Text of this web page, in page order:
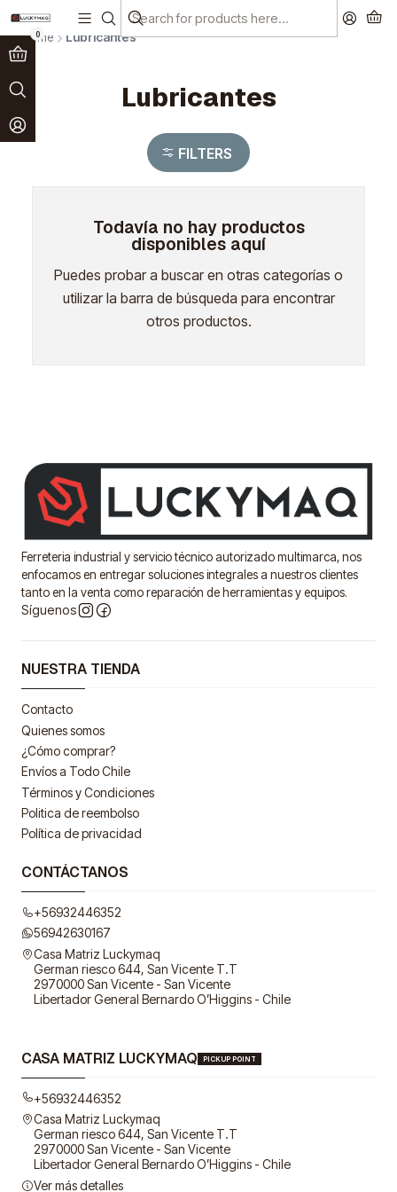
0
Paga en 3 cuotas sin interés!
Home Lubricantes
Lubricantes
FILTERS
Todavía no hay productos
disponibles aquí
Puedes probar a buscar en otras categorías o
utilizar la barra de búsqueda para encontrar
otros productos.
Ferreteria industrial y servicio técnico autorizado multimarca, nos
enfocamos en entregar soluciones integrales a nuestros clientes
tanto en la venta como reparación de herramientas y equipos.
Síguenos
NUESTRA TIENDA
Contacto
Quienes somos
¿Cómo comprar?
Envíos a Todo Chile
Términos y Condiciones
Politica de reembolso
Política de privacidad
CONTÁCTANOS
+56932446352
56942630167
Casa Matriz Luckymaq
German riesco 644, San Vicente T.T
2970000 San Vicente - San Vicente
Libertador General Bernardo O’Higgins - Chile
CASA MATRIZ LUCKYMAQ PICKUP POINT
+56932446352
Casa Matriz Luckymaq
German riesco 644, San Vicente T.T
2970000 San Vicente - San Vicente
Libertador General Bernardo O’Higgins - Chile
Ver más detalles